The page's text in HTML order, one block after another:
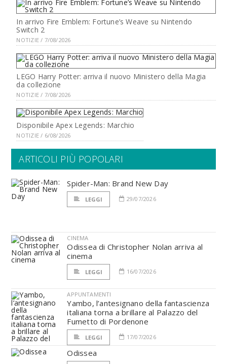
In arrivo Fire Emblem: Fortune’s Weave su Nintendo
Switch 2
NOTIZIE / 7/08/2026
LEGO Harry Potter: arriva il nuovo Ministero della Magia
da collezione
NOTIZIE / 7/08/2026
Disponibile Apex Legends: Marchio
NOTIZIE / 6/08/2026
ARTICOLI PIÙ POPOLARI
Spider-Man: Brand New Day
LEGGI 29/07/2026
CINEMA
Odissea di Christopher Nolan arriva al
cinema
LEGGI 16/07/2026
APPUNTAMENTI
Yambo, l’antesignano della fantascienza
italiana torna a brillare al Palazzo del
Fumetto di Pordenone
LEGGI 17/07/2026
Odissea